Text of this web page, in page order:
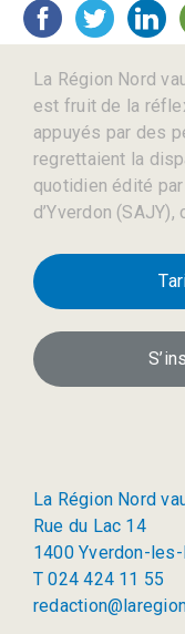
La Région Nord
est fruit de la
appuyés par des
regrettaient la
quotidien édité
d’Yverdon (SAJY),
La Région Nord
Rue du Lac 14
1400 Yverdon-
T 024 424 11 55